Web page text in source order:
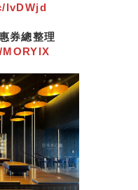
lvDWjd
券總整理